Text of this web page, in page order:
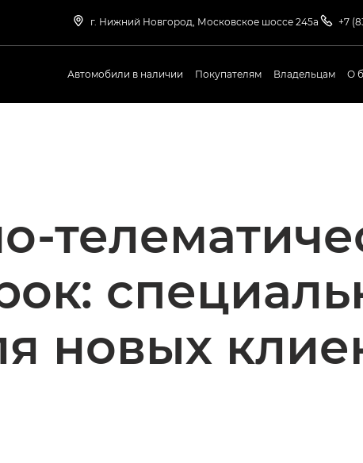
г. Нижний Новгород, Московское шоссе 245а +7
Автомобили в наличии Покупателям Владельцам О
новых